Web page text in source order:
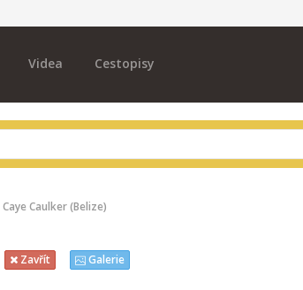
Videa Cestopisy
Caye Caulker (Belize)
Zavřít Galerie